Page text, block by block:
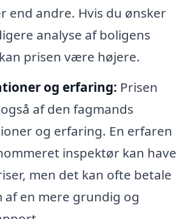
end andre. Hvis du ønsker
analyse af boligens
prisen være højere.
og erfaring: Prisen
af den fagmands
og erfaring. En erfaren
inspektør kan have
men det kan ofte betale
af en mere grundig og